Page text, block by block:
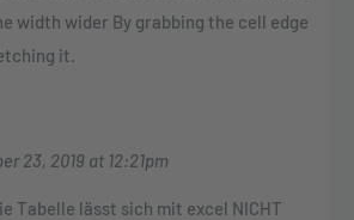
width wider By grabbing the cell edge
it.
23, 2019 at 12:21pm
Tabelle lässt sich mit excel NICHT